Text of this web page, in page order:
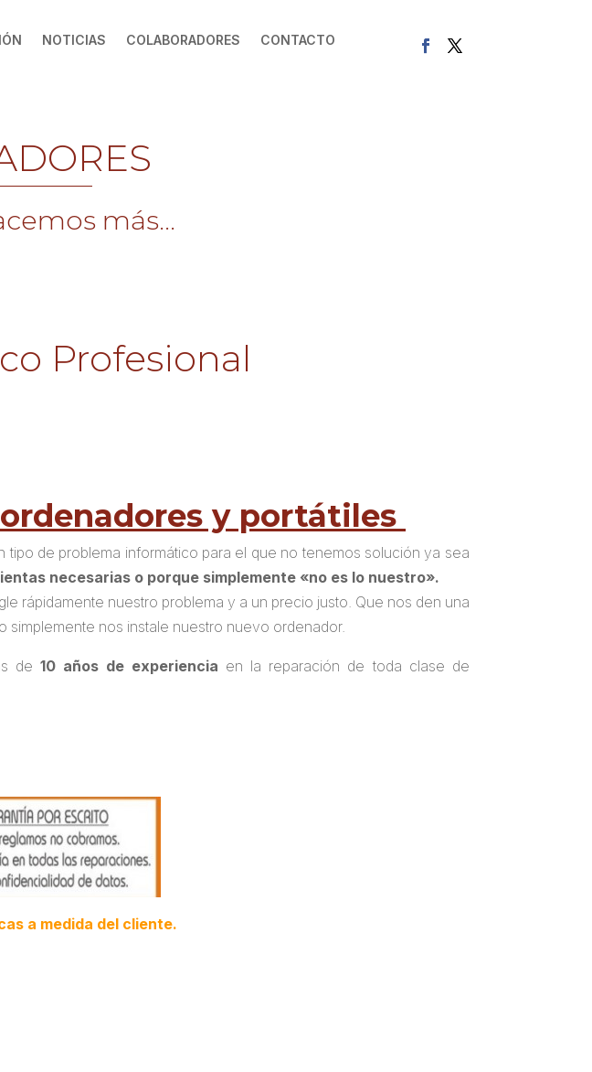
NOTICIAS COLABORADORES CONTACTO
más...
Profesional
y portátiles
de problema informático para el que no tenemos solución ya sea
necesarias o porque simplemente «no es lo nuestro».
rápidamente nuestro problema y a un precio justo. Que nos den una
nos instale nuestro nuevo ordenador.
de 10 años de experiencia en la reparación de toda clase de
a medida del cliente.